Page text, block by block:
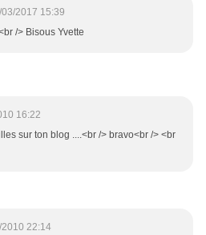
2017 15:39
/> Bisous Yvette
16:22
sur ton blog ....<br /> bravo<br /> <br
22:14